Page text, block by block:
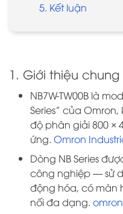
5. Kết luận
1. Giới thiệu chung
NB7W-TW00B là
Series” của
độ phân giải 800 ×
ứng. Omron
Dòng NB Series
công nghiệp — sử
động hóa, có màn
nối đa dạng.